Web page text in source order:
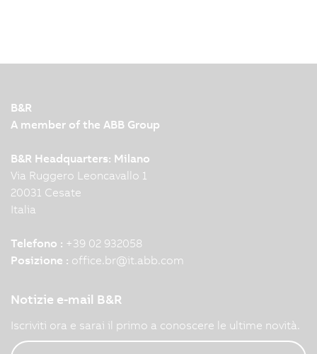
B&R
A member of the ABB Group
B&R Headquarters: Milano
Via Ruggero Leoncavallo 1
20031 Cesate
Italia
Telefono : +39 02 932058
Posizione : office.br@it.abb.com
Notizie e-mail B&R
Iscriviti ora e sarai il primo a conoscere le ultime novità.